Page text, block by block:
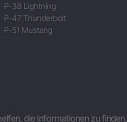
P-38 Lightning
P-47 Thunderbolt
P-51 Mustang
die Informationen zu finden,